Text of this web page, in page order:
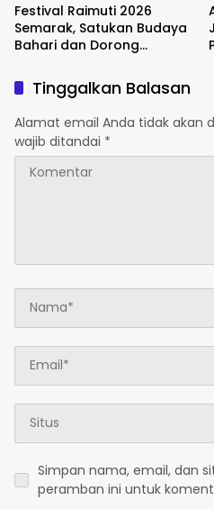
Festival Raimuti 2026
Semarak, Satukan Budaya
Bahari dan Dorong
Tinggalkan Balasan
Alamat email Anda tidak akan
wajib ditandai *
Simpan nama, email, dan
peramban ini untuk